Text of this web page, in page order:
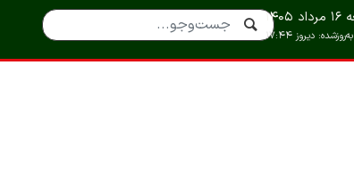
به‌روزشده: دیروز ۱۷:۴۴